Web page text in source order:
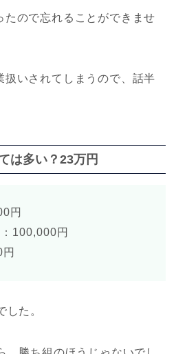
たので忘れることができませ
扱いされてしまうので、話半
は多い？23万円
円
100,000円
した。